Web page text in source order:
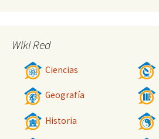
Wiki Red
Ciencias
Geografía
Historia